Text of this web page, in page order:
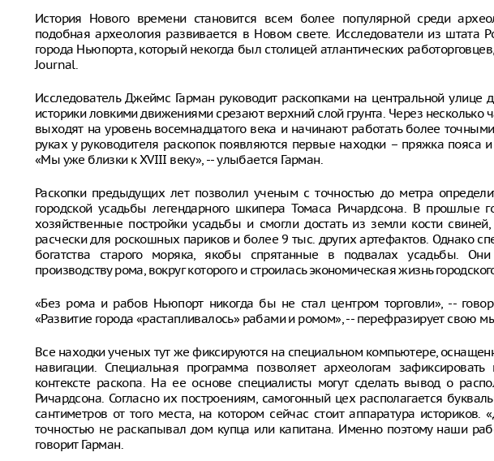
История Нового времени становится всем более популярной среди
подобная археология развивается в Новом свете. Исследователи из штата
города Ньюпорта, который некогда был столицей атлантических
Journal.
Исследователь Джеймс Гарман руководит раскопками на центральной улице
историки ловкими движениями срезают верхний слой грунта. Через несколько
выходят на уровень восемнадцатого века и начинают работать более
руках у руководителя раскопок появляются первые находки – пряжка пояса
«Мы уже близки к XVIII веку», -- улыбается Гарман.
Раскопки предыдущих лет позволил ученым с точностью до метра
городской усадьбы легендарного шкипера Томаса Ричардсона. В прошлые
хозяйственные постройки усадьбы и смогли достать из земли кости
расчески для роскошных париков и более 9 тыс. других артефактов. Однако
богатства старого моряка, якобы спрятанные в подвалах усадьбы.
производству рома, вокруг которого и строилась экономическая жизнь
«Без рома и рабов Ньюпорт никогда бы не стал центром торговли», --
«Развитие города «растапливалось» рабами и ромом», -- перефразирует свою
Все находки ученых тут же фиксируются на специальном компьютере,
навигации. Специальная программа позволяет археологам
контексте раскопа. На ее основе специалисты могут сделать вывод о
Ричардсона. Согласно их построениям, самогонный цех располагается
сантиметров от того места, на котором сейчас стоит аппаратура историков.
точностью не раскапывал дом купца или капитана. Именно поэтому наши
говорит Гарман.